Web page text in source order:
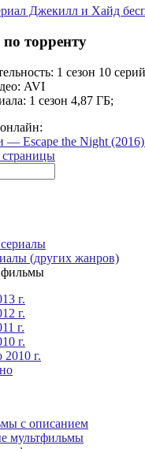
Джекилл и Хайд
торренту
1 сезон 10
AVI
1 сезон 4,87 ГБ;
— Escape the Night (2016)
страницы
(других жанров)
фильмы
г.
г.
г.
г.
г.
с описанием
мультфильмы